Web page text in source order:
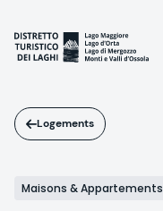
contenu
principal
Logements
Maisons & Appartements